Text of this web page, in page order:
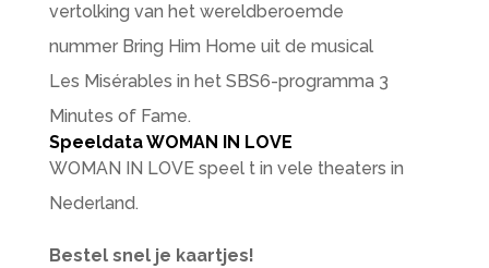
vertolking van het wereldberoemde
nummer Bring Him Home uit de musical
Les Misérables in het SBS6-programma 3
Minutes of Fame.
Speeldata WOMAN IN LOVE
WOMAN IN LOVE speel t in vele theaters in
Nederland.
Bestel snel je kaartjes!